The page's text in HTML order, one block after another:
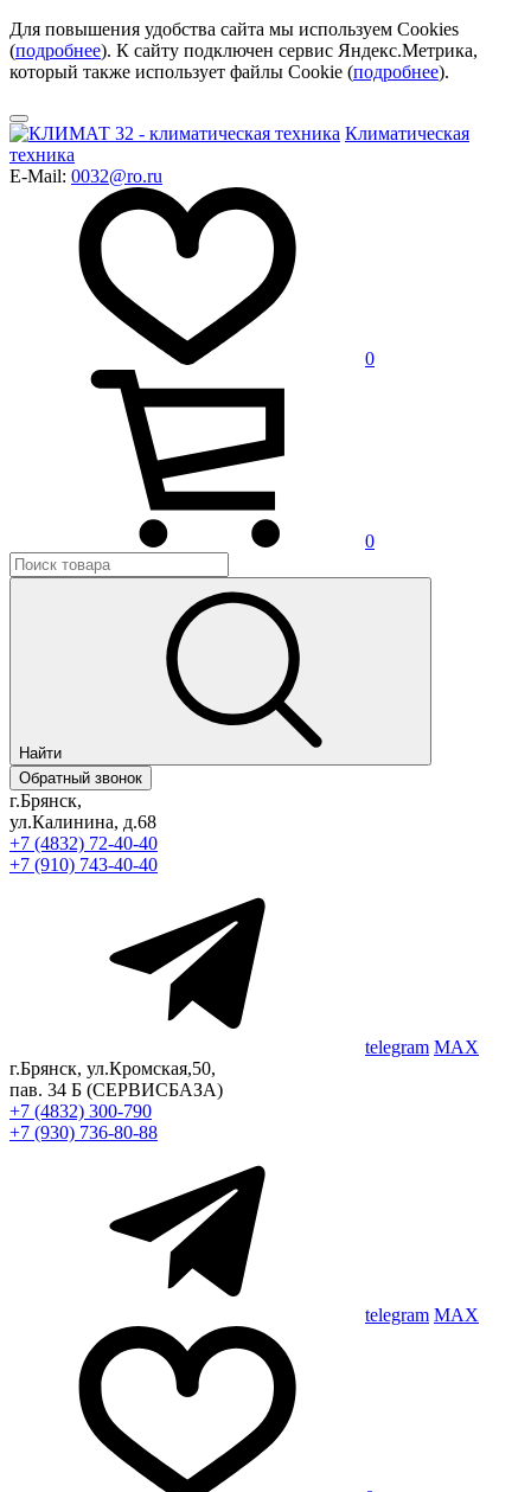
Для повышения удобства сайта мы используем Cookies
(подробнее). К сайту подключен сервис Яндекс.Метрика,
который также использует файлы Cookie (подробнее).
Климатическая
техника
E-Mail: 0032@ro.ru
0
0
Найти
Обратный звонок
г.Брянск,
ул.Калинина, д.68
+7 (4832) 72-40-40
+7 (910) 743-40-40
telegram MAX
г.Брянск, ул.Кромская,50,
пав. 34 Б (СЕРВИСБАЗА)
+7 (4832) 300-790
+7 (930) 736-80-88
telegram MAX